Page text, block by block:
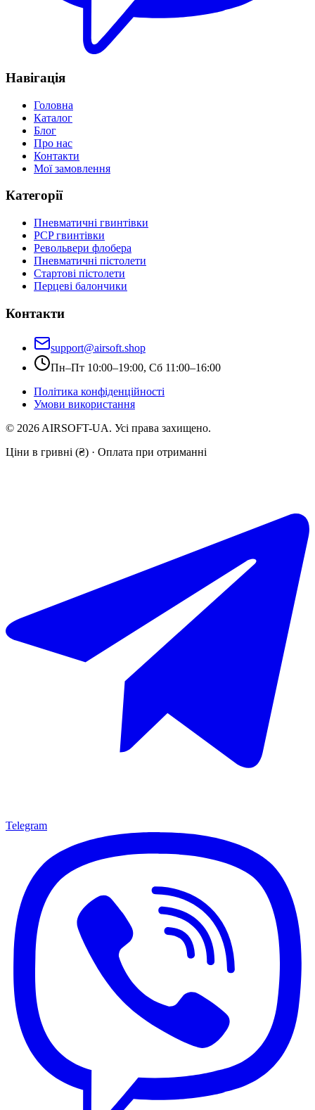
Навігація
Головна
Каталог
Блог
Про нас
Контакти
Мої замовлення
Категорії
Пневматичні гвинтівки
PCP гвинтівки
Револьвери флобера
Пневматичні пістолети
Стартові пістолети
Перцеві балончики
Контакти
support@airsoft.shop
Пн–Пт 10:00–19:00, Сб 11:00–16:00
Політика конфіденційності
Умови використання
© 2026 AIRSOFT-UA. Усі права захищено.
Ціни в гривні (₴) · Оплата при отриманні
Telegram